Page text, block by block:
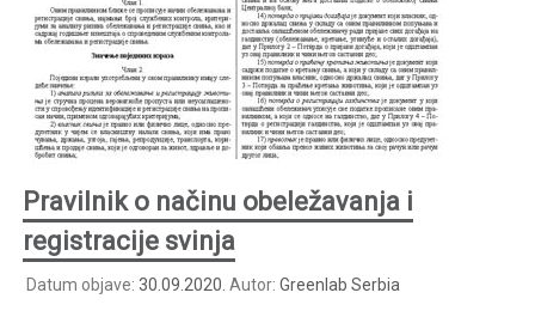
Pravilnik o načinu obeležavanja i
registracije svinja
Datum objave: 30.09.2020. Autor: Greenlab Serbia